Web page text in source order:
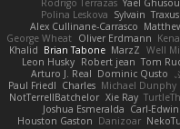
Rodrigo Terrazas Yael
Polina Leskova Sylvain Traxus
Alex Cullinane-Carrasco
George Wheat Oliver Erdmann
Khalid Brian Tabone MarzZ Well
Leon Husky Robert jean Tom
Arturo J. Real Dominic Qusto
Paul Friedl Charles Michael Dunphy
NotTerrellBatchelor Xie Ray
Joshua Esmeralda Carl-Edwin
Houston Gaston Danizoar